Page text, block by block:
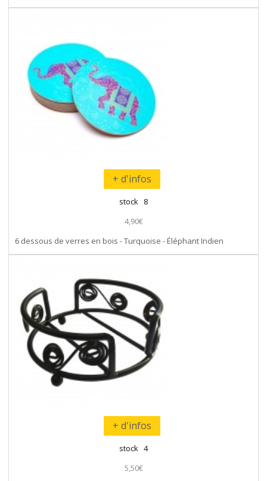
+ d'infos
stock 8
4,90€
6 dessous de verres en bois - Turquoise - Éléphant Indien
+ d'infos
stock 4
5,50€